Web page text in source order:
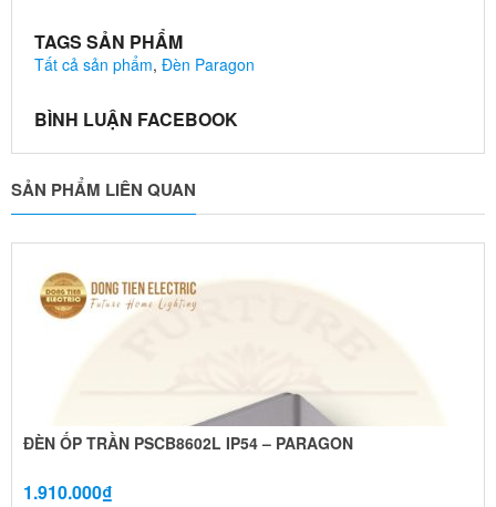
TAGS SẢN PHẨM
Tất cả sản phẩm, Đèn Paragon
BÌNH LUẬN FACEBOOK
SẢN PHẨM LIÊN QUAN
ĐÈN ỐP TRẦN PSCB8602L IP54 – PARAGON
1.910.000₫